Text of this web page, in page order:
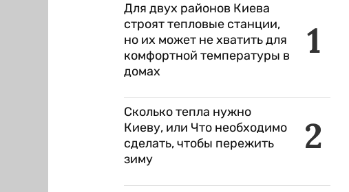
1
Для двух районов Киева
строят тепловые станции,
но их может не хватить для
комфортной температуры в
домах
2
Сколько тепла нужно
Киеву, или Что необходимо
сделать, чтобы пережить
зиму